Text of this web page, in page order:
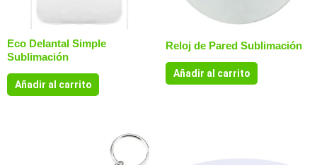
Eco Delantal Simple
Sublimación
Añadir al carrito
Reloj de Pared Sublimación
Añadir al carrito